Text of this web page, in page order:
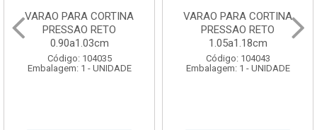
VARAO PARA CORTINA
PRESSAO RETO
1.05a1.18cm
Código: 104043
Embalagem: 1 - UNIDADE
VARAO PARA
PRESSAO RETO
1.20a1.33cm
Código: 104051
Embalagem: 1 - UNIDADE